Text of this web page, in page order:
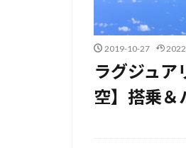
2019-10-27
ラグジュア
空】搭乗＆